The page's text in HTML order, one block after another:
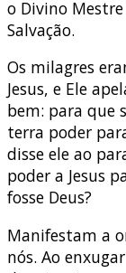
o Divino
Salvação.
Os milagres
Jesus, e Ele
bem: para que
terra poder
disse ele ao
poder a Jesus
fosse Deus?
Manifestam a
nós. Ao